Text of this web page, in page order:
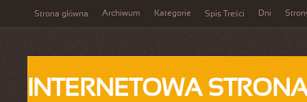
Strona główna Archiwum Kategorie Spis Treści Dni
INTERNETOWA